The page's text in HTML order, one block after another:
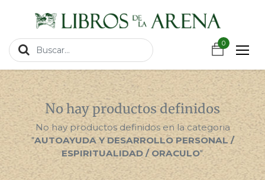
0
0
No hay productos definidos
No hay productos definidos en la categoria
"AUTOAYUDA Y DESARROLLO PERSONAL /
ESPIRITUALIDAD / ORACULO".